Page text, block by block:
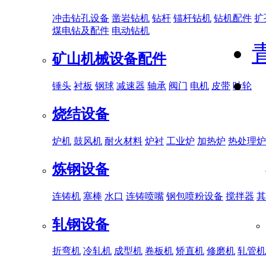
冲击钻孔设备 凿岩钻机 钻杆 锚杆钻机 钻机配件 扩
煤电钻及配件 电动钻机
矿山机械设备配件
锤头 衬板 钢球 减速器 轴承 阀门 电机 皮带 叶轮
烧结设备
炉机 鼓风机 耐火材料 炉衬 工业炉 加热炉 热处理炉
炼钢设备
连铸机 塞棒 水口 连铸喷嘴 钢包喷粉设备 搅拌器
轧钢设备
折弯机 冷轧机 成型机 卷板机 矫直机 修磨机 轧管机